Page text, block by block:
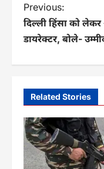
P
o
n
a
v
i
Previous:
दिल्ली हिंसा को
डायरेक्टर, बोले-
Related Stories